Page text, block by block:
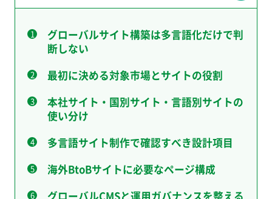
グローバルサイト構築は多言語化だけで判
断しない
最初に決める対象市場とサイトの役割
本社サイト・国別サイト・言語別サイトの
使い分け
多言語サイト制作で確認すべき設計項目
海外BtoBサイトに必要なページ構成
グローバルCMSと運用ガバナンスを整える